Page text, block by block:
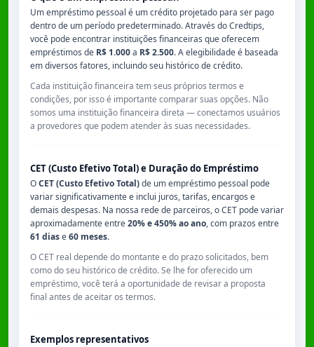
Um empréstimo pessoal é um crédito projetado para ser pago
dentro de um período predeterminado. Através do Credtips,
você pode encontrar instituições financeiras que oferecem
empréstimos de R$ 1.000a R$ 2.500. A elegibilidade é baseada
em diversos fatores, incluindo seu histórico de crédito.
Cada instituição financeira tem seus próprios termos e
condições, por isso é importante comparar suas opções. Não
somos uma instituição financeira direta — conectamos usuários
a provedores que podem atender às suas necessidades.
CET (Custo Efetivo Total) e Duração do Empréstimo
OCET (Custo Efetivo Total)de um empréstimo pessoal pode
variar significativamente e inclui juros, tarifas, encargos e
demais despesas. Na nossa rede de parceiros, o CET pode variar
aproximadamente entre20% e 450% ao ano, com prazos entre
61 diase60 meses.
O CET real depende do montante e do prazo solicitados, bem
como do seu histórico de crédito. Se lhe for oferecido um
empréstimo, você terá a oportunidade de revisar a proposta
final antes de aceitar os termos.
Exemplos representativos